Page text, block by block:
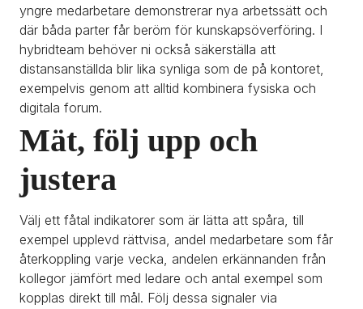
yngre medarbetare demonstrerar nya arbetssätt och
där båda parter får beröm för kunskapsöverföring. I
hybridteam behöver ni också säkerställa att
distansanställda blir lika synliga som de på kontoret,
exempelvis genom att alltid kombinera fysiska och
digitala forum.
Mät, följ upp och
justera
Välj ett fåtal indikatorer som är lätta att spåra, till
exempel upplevd rättvisa, andel medarbetare som får
återkoppling varje vecka, andelen erkännanden från
kollegor jämfört med ledare och antal exempel som
kopplas direkt till mål. Följ dessa signaler via